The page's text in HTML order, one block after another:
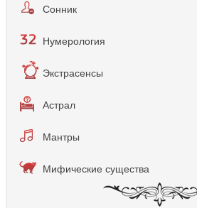
Сонник
Нумерология
Экстрасенсы
Астрал
Мантры
Мифические существа